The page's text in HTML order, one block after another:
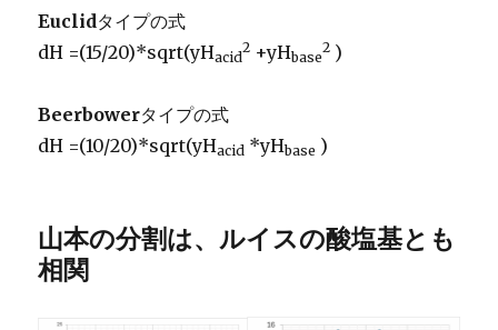
Euclidタイプの式
dH =(15/20)*sqrt(yHacid
2 +yHbase
2 )
Beerbowerタイプの式
dH =(10/20)*sqrt(yHacid *yHbase )
山本の分割は、ルイスの酸塩基とも
相関